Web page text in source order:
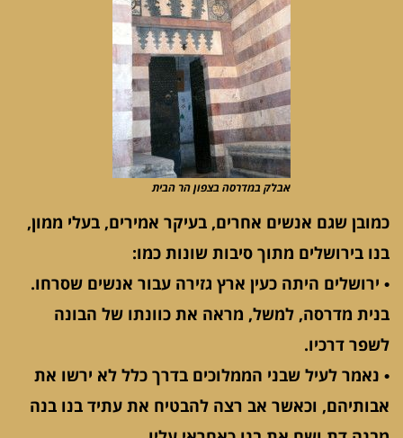
אבלק במדרסה בצפון הר הבית
כמובן שגם אנשים אחרים, בעיקר אמירים, בעלי ממון,
בנו בירושלים מתוך סיבות שונות כמו:
• ירושלים היתה כעין ארץ גזירה עבור אנשים שסרחו.
בנית מדרסה, למשל, מראה את כוונתו של הבונה
לשפר דרכיו.
• נאמר לעיל שבני הממלוכים בדרך כלל לא ירשו את
אבותיהם, וכאשר אב רצה להבטיח את עתיד בנו בנה